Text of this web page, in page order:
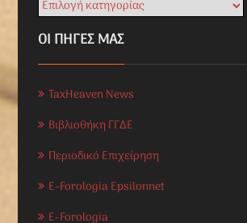
ΟΙ ΠΗΓΕΣ ΜΑΣ
TaxHeaven News
Βιβλιοθήκη ΓΓΔΕ
Περιοδικό Επιχείρηση
E-Forologia Epsilonnet
E-Forologia